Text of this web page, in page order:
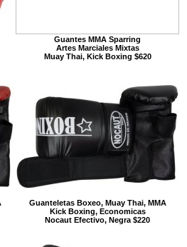
Guantes MMA Sparring
Artes Marciales Mixtas
Muay Thai, Kick Boxing $620
Guanteletas Boxeo, Muay Thai, MMA
Kick Boxing, Economicas
Nocaut Efectivo, Negra $220